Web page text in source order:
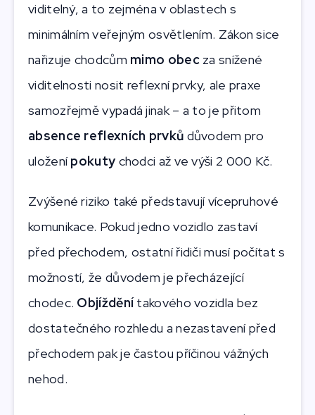
viditelný, a to zejména v oblastech s
minimálním veřejným osvětlením. Zákon sice
nařizuje chodcům mimo obecza snížené
viditelnosti nosit reflexní prvky, ale praxe
samozřejmě vypadá jinak – a to je přitom
absence reflexních prvků důvodem pro
uloženípokuty chodci až ve výši 2 000 Kč.
Zvýšené riziko také představují vícepruhové
komunikace. Pokud jedno vozidlo zastaví
před přechodem, ostatní řidiči musí počítat s
možností, že důvodem je přecházející
chodec. Objížděnítakového vozidla bez
dostatečného rozhledu a nezastavení před
přechodem pak je častou příčinou vážných
nehod.